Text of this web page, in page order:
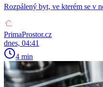
Rozpálený byt, ve kterém se v
PrimaProstor.cz
dnes, 04:41
4 min